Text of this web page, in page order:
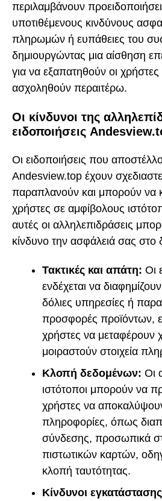
περιλαμβάνουν
υποτιθέμενους κινδύνους
πληρωμών ή ευπάθειες του
δημιουργώντας μια αίσθηση
για να εξαπατηθούν οι
ασχοληθούν περαιτέρω.
Οι κίνδυνοι της
ειδοποιήσεις
Οι ειδοποιήσεις που
Andesview.top έχουν
παραπλανούν και μπορούν να
χρήστες σε αμφίβολους
αυτές οι αλληλεπιδράσεις
κίνδυνο την ασφάλειά σας στο
Τακτικές και απάτη: Οι
ενδέχεται να
δόλιες υπηρεσίες ή
προσφορές προϊόντων,
χρήστες να μεταφέρουν
μοιραστούν στοιχεία
Κλοπή δεδομένων: Οι
ιστότοποι μπορούν να
χρήστες να
πληροφορίες, όπως
σύνδεσης, προσωπικά
πιστωτικών καρτών,
κλοπή ταυτότητας.
Κίνδυνοι